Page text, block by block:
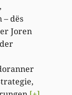
– dës
Joren